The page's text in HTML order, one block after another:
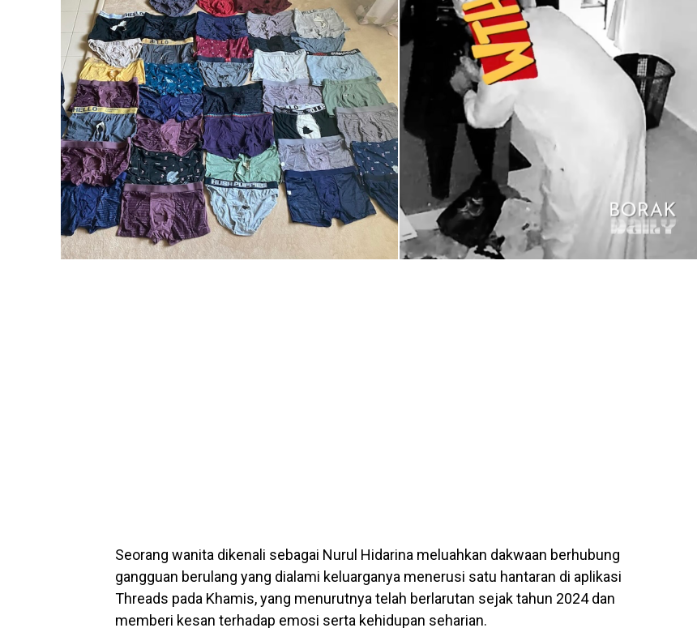
Seorang wanita dikenali sebagai Nurul Hidarina meluahkan dakwaan berhubung
gangguan berulang yang dialami keluarganya menerusi satu hantaran di aplikasi
Threads pada Khamis, yang menurutnya telah berlarutan sejak tahun 2024 dan
memberi kesan terhadap emosi serta kehidupan seharian.